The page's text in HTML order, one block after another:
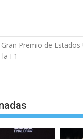
Premio de Estados
F1